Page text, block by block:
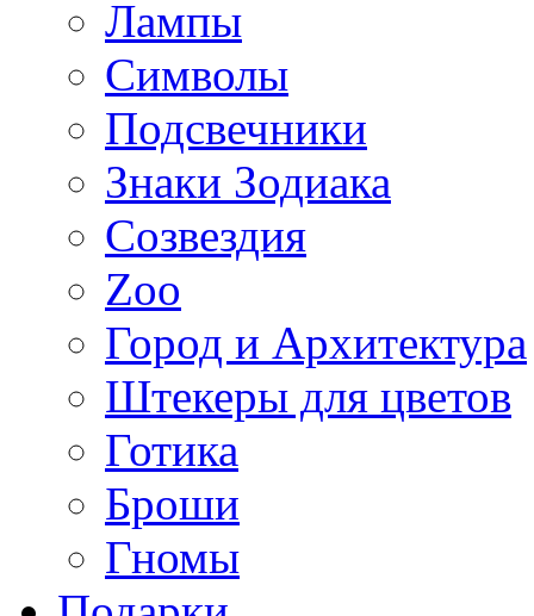
Лампы
Символы
Подсвечники
Знаки Зодиака
Созвездия
Zoo
Город и Архитектура
Штекеры для цветов
Готика
Броши
Гномы